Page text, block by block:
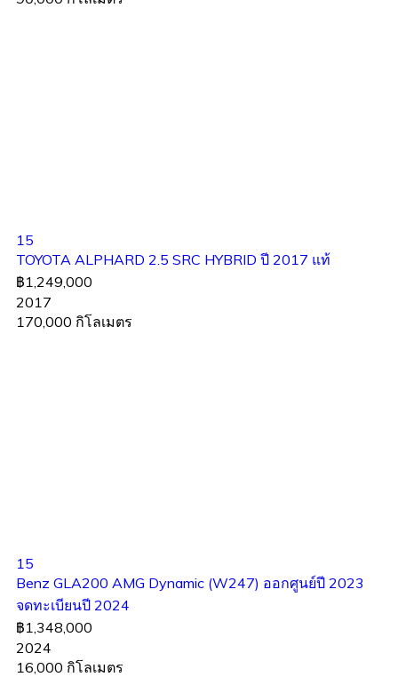
15
TOYOTA ALPHARD 2.5 SRC HYBRID ปี 2017 แท้
฿1,249,000
2017
170,000 กิโลเมตร
15
Benz GLA200 AMG Dynamic (W247) ออกศูนย์ปี 2023
จดทะเบียนปี 2024
฿1,348,000
2024
16,000 กิโลเมตร